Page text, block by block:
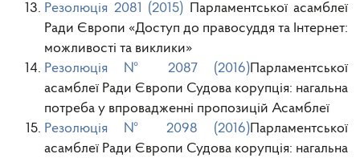
Резолюція 2081 (2015) Парламентської асамблеї
Ради Європи «Доступ до правосуддя та Інтернет:
можливості та виклики»
Резолюція № 2087 (2016)Парламентської
асамблеї Ради Європи Судова корупція: нагальна
потреба у впровадженні пропозицій Асамблеї
Резолюція № 2098 (2016)Парламентської
асамблеї Ради Європи Судова корупція: нагальна